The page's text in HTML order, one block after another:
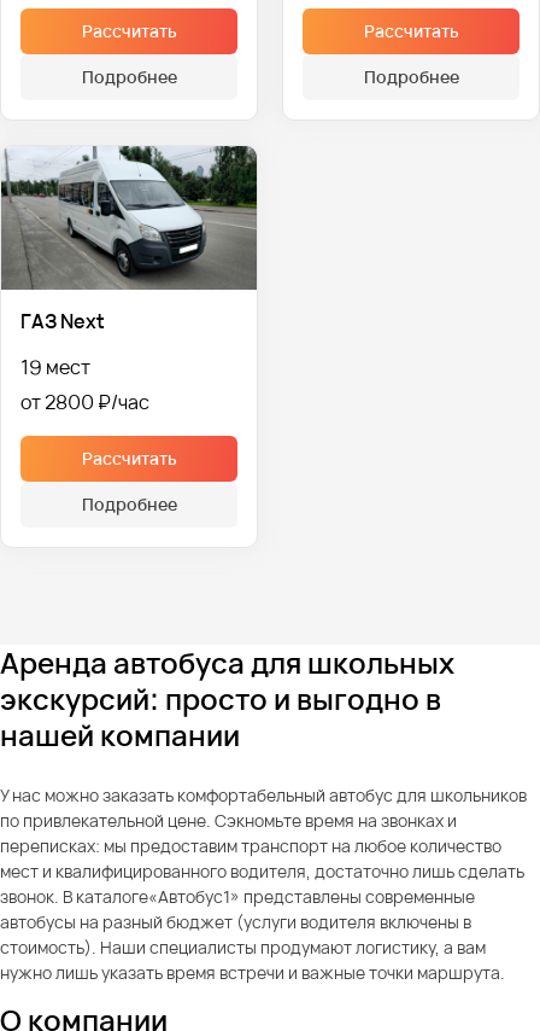
Рассчитать
Подробнее
Рассчитать
Подробнее
ГАЗ Next
19 мест
от 2800 ₽
Рассчитать
Подробнее
Аренда автобуса для школьных
экскурсий: просто и выгодно в
нашей компании
У нас можно заказать комфортабельный автобус для школьников
по привлекательной цене. Сэкномьте время на звонках и
переписках: мы предоставим транспорт на любое количество
мест и квалифицированного водителя, достаточно лишь сделать
звонок. В каталоге«Автобус1» представлены современные
автобусы на разный бюджет (услуги водителя включены в
стоимость). Наши специалисты продумают логистику, а вам
нужно лишь указать время встречи и важные точки маршрута.
О компании